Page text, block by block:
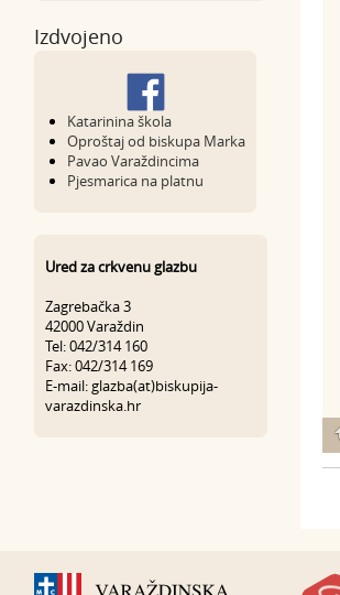
Izdvojeno
Katarinina škola
Oproštaj od biskupa Marka
Pavao Varaždincima
Pjesmarica na platnu
Ured za crkvenu glazbu
Zagrebačka 3
42000 Varaždin
Tel: 042/314 160
Fax: 042/314 169
E-mail: glazba(at)biskupija-
varazdinska.hr